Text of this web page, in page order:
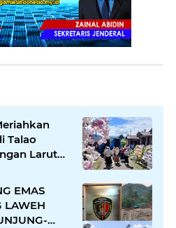
Talao
Larut
EMAS
LAWEH